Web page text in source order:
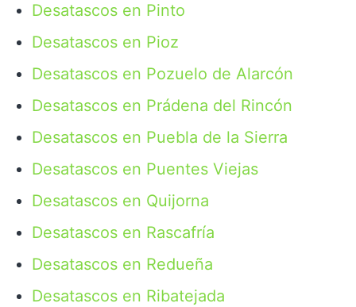
Desatascos en Pinto
Desatascos en Pioz
Desatascos en Pozuelo de Alarcón
Desatascos en Prádena del Rincón
Desatascos en Puebla de la Sierra
Desatascos en Puentes Viejas
Desatascos en Quijorna
Desatascos en Rascafría
Desatascos en Redueña
Desatascos en Ribatejada